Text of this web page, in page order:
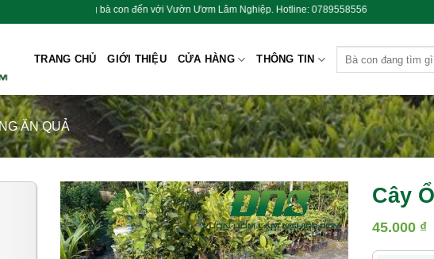
bà con đến với Vườn Ươm Lâm Nghiệp. Hotline: 0789558556
TRANG CHỦ GIỚI THIỆU CỬA HÀNG THÔNG TIN
ĂN QUẢ
Cây
45.000 ₫